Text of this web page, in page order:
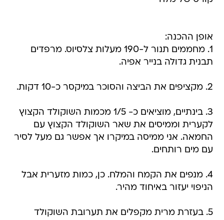
אופן ההכנה:
1. מחממים תנור ל-190 מעלות צלסיוס. מרפדים
תבנית גדולה בנייר אפיה.
2. מקציפים את הביצה והסוכר במיקסר כ-10 דקות.
3. בינתיים, מוציאים כ- 1/5 מכמות השוקולד הקצוץ
לקערית וממיסים את שאר השוקולד הקצוץ עם
החמאה. אני ממיסה במיקרו אך אפשר גם מעל לסיר
עם מים רותחים.
4. מנפים את הקמח והמלח. כן, כמות מזערית אבל
הניפוי יעזור באיחוד מהיר.
5. בעזרת מרית מקפלים את תערובת השוקולד